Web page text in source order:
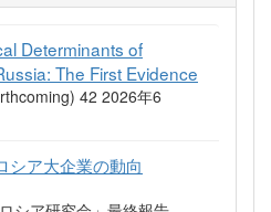
Determinants of
The First Evidence
42 2026年6
シア大企業の動向